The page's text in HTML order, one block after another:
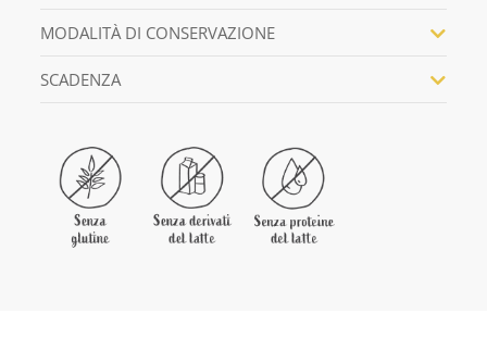
MODALITÀ DI CONSERVAZIONE
SCADENZA